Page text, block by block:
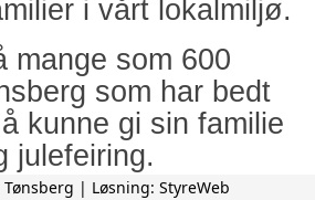
i vårt lokalmiljø.
mange som 600
som har bedt
kunne gi sin familie
julefeiring.
| Løsning: StyreWeb